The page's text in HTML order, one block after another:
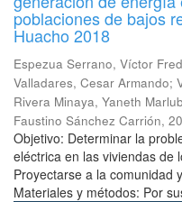
poblaciones de bajos
Huacho 2018
Espezua Serrano, Víctor
Valladares, Cesar Armando;
Rivera Minaya, Yaneth
Faustino Sánchez Carrión,
Objetivo: Determinar la
eléctrica en las viviendas de
Proyectarse a la comunidad
Materiales y métodos: Por